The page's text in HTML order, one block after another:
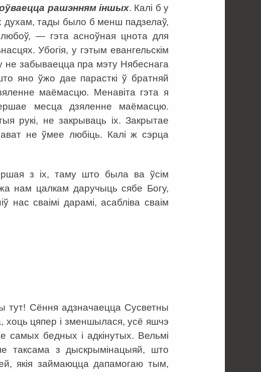
рашэнням іншых. Калі б у
духам, тады было б менш падзелаў,
любоў, — гэта асноўная цнота для
Убогія, у гэтым евангельскім
не забываецца пра мэту Нябеснага
яно ўжо дае парасткі ў братняй
маёмасцю. Менавіта гэта я
месца дзяленне маёмасцю.
рукі, не закрываць іх. Закрытае
не ўмее любіць. Калі ж сэрца
з іх, таму што была ва ўсім
нам цалкам даручыць сябе Богу,
нас сваімі дарамі, асабліва сваім
тут! Сёння адзначаецца Сусветны
хоць цяпер і зменшылася, усё яшчэ
самых бедных і адкінутых. Вельмі
таксама з дыскрымінацыяй, што
якія займаюцца дапамогаю тым,